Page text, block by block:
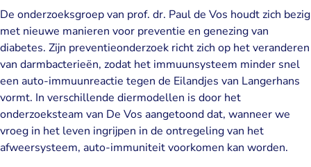
De onderzoeksgroep van prof. dr. Paul de Vos houdt zich bezig
met nieuwe manieren voor preventie en genezing van
diabetes. Zijn preventieonderzoek richt zich op het veranderen
van darmbacterieën, zodat het immuunsysteem minder snel
een auto-immuunreactie tegen de Eilandjes van Langerhans
vormt. In verschillende diermodellen is door het
onderzoeksteam van De Vos aangetoond dat, wanneer we
vroeg in het leven ingrijpen in de ontregeling van het
afweersysteem, auto-immuniteit voorkomen kan worden.